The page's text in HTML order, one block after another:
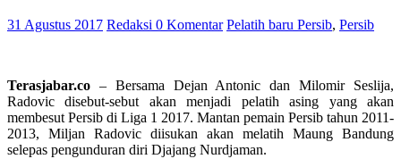
31 Agustus 2017 Redaksi 0 Komentar Pelatih baru Persib, Persib
Terasjabar.co – Bersama Dejan Antonic dan Milomir Seslija,
Radovic disebut-sebut akan menjadi pelatih asing yang akan
membesut Persib di Liga 1 2017. Mantan pemain Persib tahun 2011-
2013, Miljan Radovic diisukan akan melatih Maung Bandung
selepas pengunduran diri Djajang Nurdjaman.